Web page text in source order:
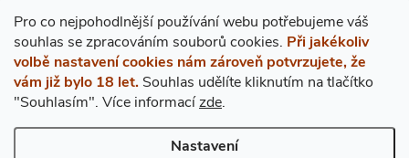
Pro co nejpohodlnější používání webu potřebujeme váš
souhlas se zpracováním souborů cookies. Při jakékoliv
volbě nastavení cookies nám zároveň potvrzujete, že
vám již bylo 18 let. Souhlas udělíte kliknutím na tlačítko
"Souhlasím". Více informacízde.
Nastavení
Mějte přehled o novinkách
a slevách